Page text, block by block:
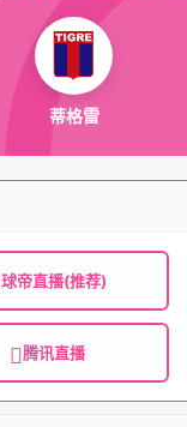
蒂格雷
球帝直播(推荐)
腾讯直播